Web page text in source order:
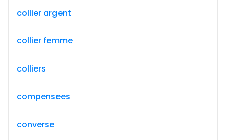
collier argent
collier femme
colliers
compensees
converse